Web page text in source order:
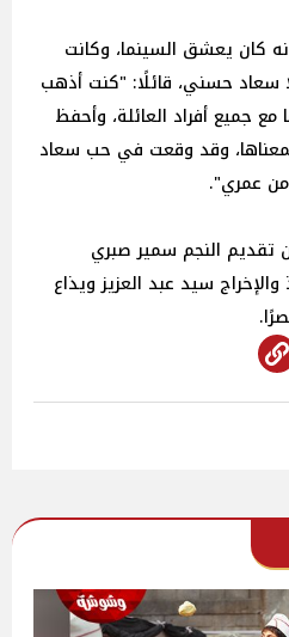
كان يعشق السينما، وكانت
سعاد حسني، قائلًا: "كنت أذهب
جميع أفراد العائلة، وأحفظ
وقد وقعت في حب سعاد
عمري".
تقديم النجم سمير صبري
سيد عبد العزيز ويذاع